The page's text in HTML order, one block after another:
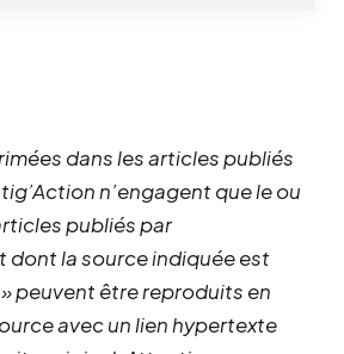
dans les articles publiés
n’engagent que le ou
publiés par
dont la source indiquée est
peuvent être reproduits en
avec un lien hypertexte